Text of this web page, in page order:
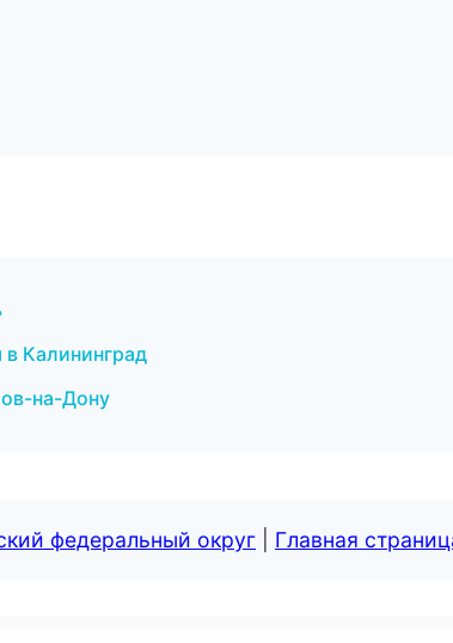
Калининград
на-Дону
федеральный округ Главная